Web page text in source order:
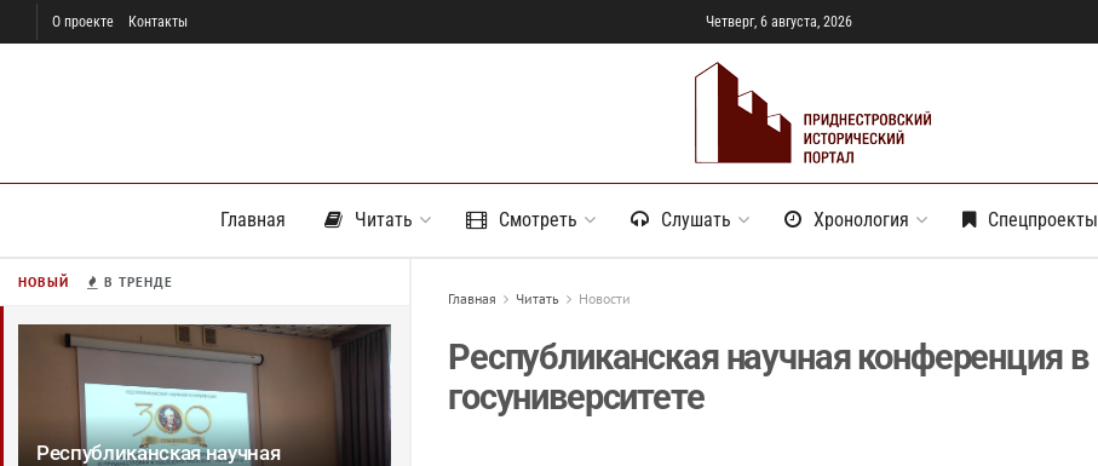
НОВЫЙ В ТРЕНДЕ
Республиканская научная
О проекте Контакты Четверг, 6 августа, 2026
Главная Читать Смотреть Слушать Хронология Спецпроекты
Главная Читать Новости
Республиканская научная конференция в
госуниверситете